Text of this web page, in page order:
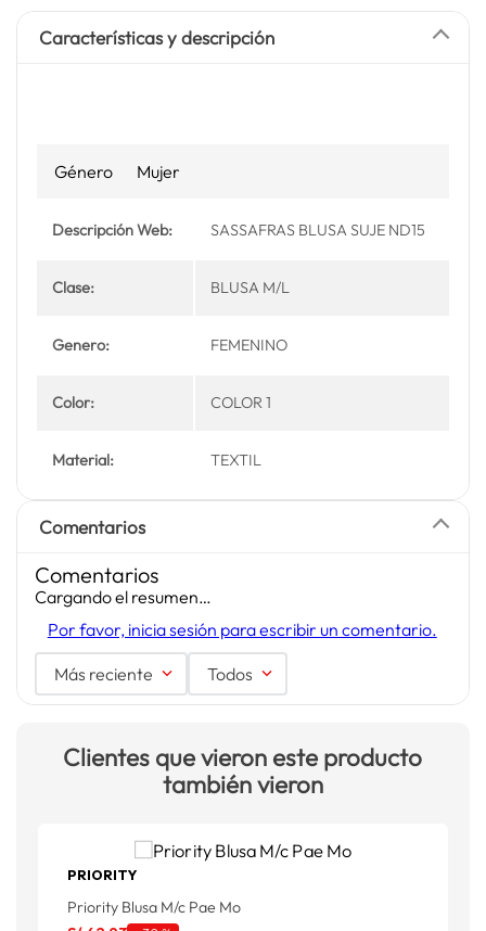
Características y descripción
Género Mujer
Descripción Web: SASSAFRAS BLUSA SUJE ND15
Clase: BLUSA M/L
Genero: FEMENINO
Color: COLOR 1
Material: TEXTIL
Comentarios
Comentarios
Cargando el resumen…
Por favor, inicia sesión para escribir un comentario.
Más reciente Todos
Clientes que vieron este producto
también vieron
PRIORITY
Priority Blusa M/c Pae Mo